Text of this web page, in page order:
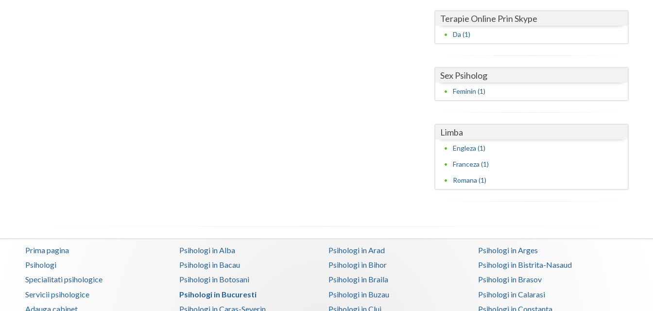
Mures
Timis
Vaslui
Vrancea
Terapie Online Prin Skype
Da (1)
Sex Psiholog
Feminin (1)
Limba
Engleza (1)
Franceza (1)
Romana (1)
Prima pagina
Psihologi
Specialitati psihologice
Servicii psihologice
Adauga cabinet
Psihologi in Alba Psihologi in Arad
Psihologi in Arges
Psihologi in Bacau
Psihologi in Bihor
Psihologi in Bistrita-Nasaud
Psihologi in Botosani
Psihologi in Braila
Psihologi in Brasov
Psihologi in Bucuresti
Psihologi in Buzau
Psihologi in Calarasi
Psihologi in Caras-Severin
Psihologi in Cluj Psihologi in Constanta